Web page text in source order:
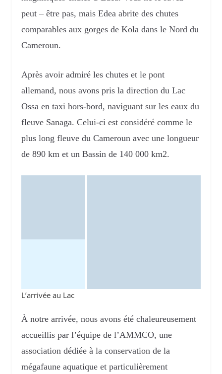
peut – être pas, mais Edea abrite des chutes
comparables aux gorges de Kola dans le Nord du
Cameroun.
Après avoir admiré les chutes et le pont
allemand, nous avons pris la direction du Lac
Ossa en taxi hors-bord, naviguant sur les eaux du
fleuve Sanaga. Celui-ci est considéré comme le
plus long fleuve du Cameroun avec une longueur
de 890 km et un Bassin de 140 000 km2.
L’arrivée au Lac
À notre arrivée, nous avons été chaleureusement
accueillis par l’équipe de l’AMMCO, une
association dédiée à la conservation de la
mégafaune aquatique et particulièrement